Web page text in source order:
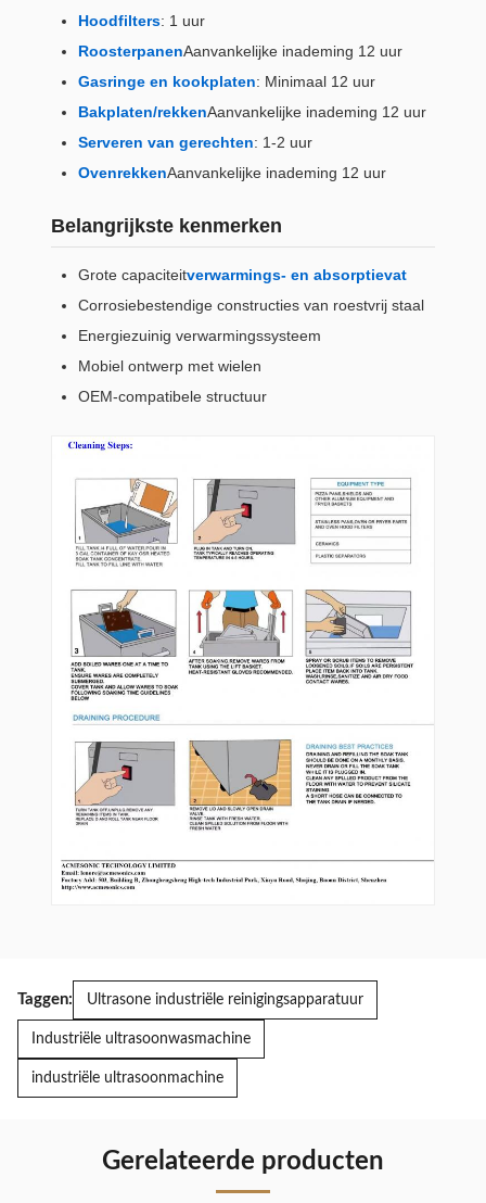
Hoodfilters: 1 uur
RoosterpanenAanvankelijke inademing 12 uur
Gasringe en kookplaten: Minimaal 12 uur
Bakplaten/rekkenAanvankelijke inademing 12 uur
Serveren van gerechten: 1-2 uur
OvenrekkenAanvankelijke inademing 12 uur
Belangrijkste kenmerken
Grote capaciteitverwarmings- en absorptievat
Corrosiebestendige constructies van roestvrij staal
Energiezuinig verwarmingssysteem
Mobiel ontwerp met wielen
OEM-compatibele structuur
Taggen: Ultrasone industriële reinigingsapparatuur
Industriële ultrasoonwasmachine
industriële ultrasoonmachine
Gerelateerde producten